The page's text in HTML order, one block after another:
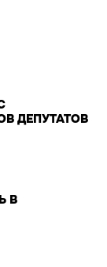
ДЕПУТАТОВ
В